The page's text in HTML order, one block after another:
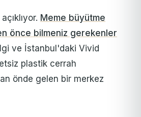
Meme büyütme
önce bilmeniz gerekenler
ve İstanbul'daki Vivid
plastik cerrah
önde gelen bir merkez